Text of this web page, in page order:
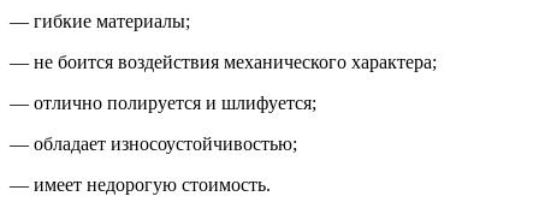
— гибкие материалы;
— не боится воздействия механического характера;
— отлично полируется и шлифуется;
— обладает износоустойчивостью;
— имеет недорогую стоимость.